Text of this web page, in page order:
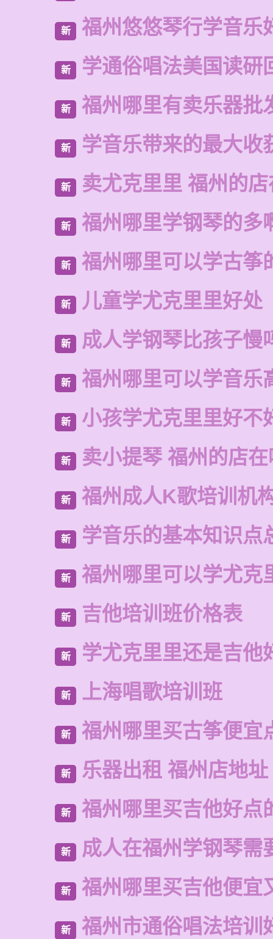
新 福州悠悠琴行学音乐
新 学通俗唱法美国读研
新 福州哪里有卖乐器批
新 学音乐带来的最大收
新 卖尤克里里 福州的
新 福州哪里学钢琴的多
新 福州哪里可以学古筝
新 儿童学尤克里里好处
新 成人学钢琴比孩子慢
新 福州哪里可以学音乐
新 小孩学尤克里里好不
新 卖小提琴 福州的店
新 福州成人K歌培训机
新 学音乐的基本知识点
新 福州哪里可以学尤克
新 吉他培训班价格表
新 学尤克里里还是吉他
新 上海唱歌培训班
新 福州哪里买古筝便宜
新 乐器出租 福州店地址
新 福州哪里买吉他好点
新 成人在福州学钢琴需
新 福州哪里买吉他便宜
新 福州市通俗唱法培训